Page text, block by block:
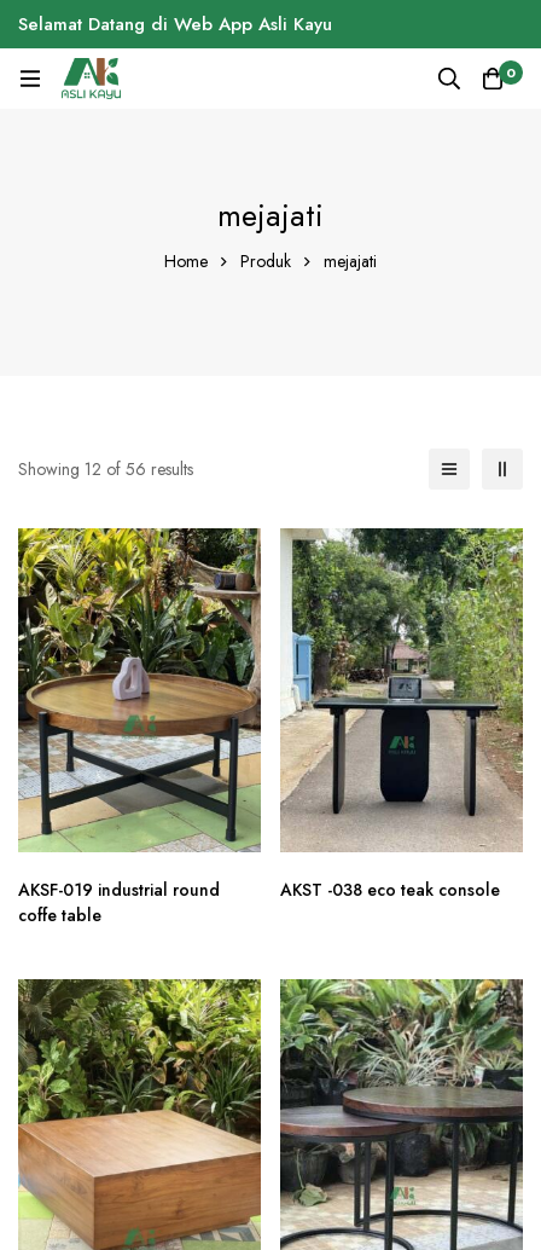
Selamat Datang di Web App Asli Kayu
0
mejajati
Home Produk mejajati
Showing 12 of 56 results
AKSF-019 industrial round
coffe table
AKST -038 eco teak console